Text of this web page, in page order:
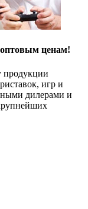
ценам!
продукции
игр и
дилерами и